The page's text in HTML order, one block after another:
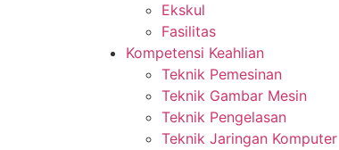
Ekskul
Fasilitas
Kompetensi Keahlian
Teknik Pemesinan
Teknik Gambar Mesin
Teknik Pengelasan
Teknik Jaringan Komputer